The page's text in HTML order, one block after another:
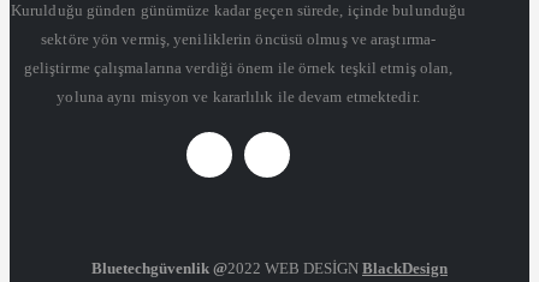
Kurulduğu günden günümüze kadar geçen sürede, içinde bulunduğu
sektöre yön vermiş, yeniliklerin öncüsü olmuş ve araştırma-
geliştirme çalışmalarına verdiği önem ile örnek teşkil etmiş olan,
yoluna aynı misyon ve kararlılık ile devam etmektedir.
Bluetechgüvenlik @2022 WEB DESİGN BlackDesign